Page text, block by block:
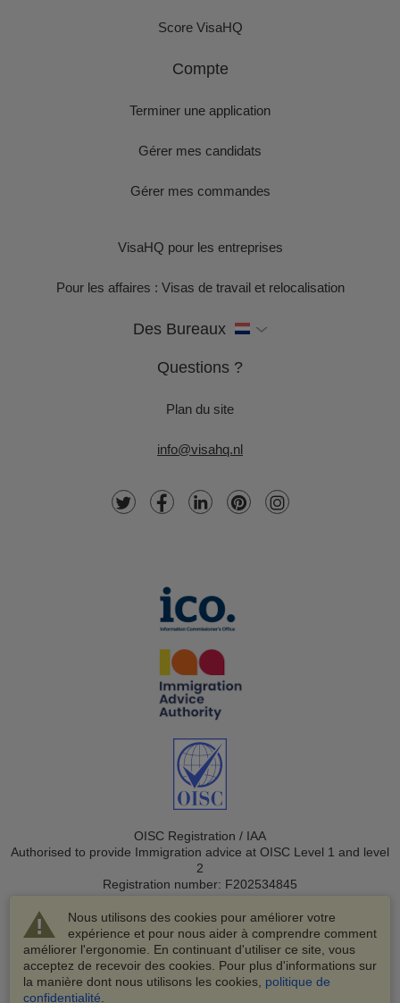
Nous utilisons des cookies pour améliorer votre
expérience et pour nous aider à comprendre comment
améliorer l'ergonomie. En continuant d'utiliser ce site, vous
acceptez de recevoir des cookies. Pour plus d'informations sur
la manière dont nous utilisons les cookies, politique de
confidentialité
Score VisaHQ
Compte
Terminer une application
Gérer mes candidats
Gérer mes commandes
VisaHQ pour les entreprises
Pour les affaires : Visas de travail et relocalisation
Des Bureaux
Questions ?
Plan du site
info@visahq.nl
OISC Registration / IAA
Authorised to provide Immigration advice at OISC Level 1 and level
2
Registration number: F202534845
© 2003-2026 VisaHQ.com, Inc. Tous droits réservés.